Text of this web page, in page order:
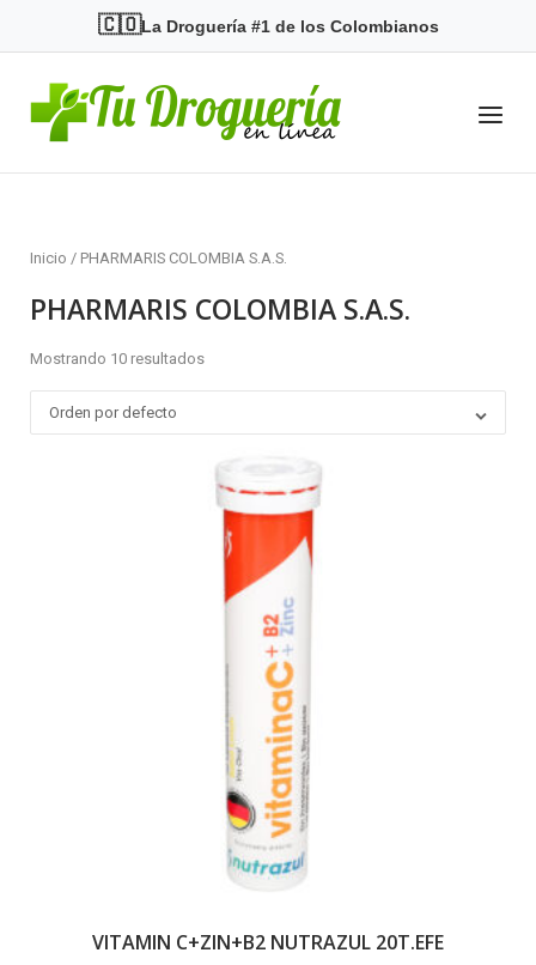
🇨🇴La Droguería #1 de los Colombianos
Home
Menu
Inicio / PHARMARIS COLOMBIA S.A.S.
PHARMARIS COLOMBIA S.A.S.
Mostrando 10 resultados
Orden por defecto
VITAMIN C+ZIN+B2 NUTRAZUL 20T.EFE